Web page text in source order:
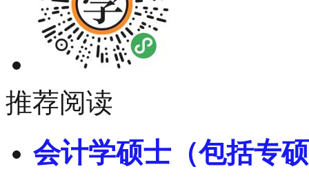
推荐阅读
会计学硕士（包括专